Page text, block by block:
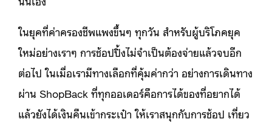
ในยุคที่ค่าครองชีพแพงขึ้นๆ ทุกวัน สำหรับผู้บริโภคยุค
ใหม่อย่างเราๆ การช้อปปิ้งไม่จำเป็นต้องจ่ายแล้วจบอีก
ต่อไป ในเมื่อเรามีทางเลือกที่คุ้มค่ากว่า อย่างการเดินทาง
ผ่าน ShopBack ที่ทุกออเดอร์คือการได้ของที่อยากได้
แล้วยังได้เงินคืนเข้ากระเป๋า ให้เราสนุกกับการช้อป เที่ยว